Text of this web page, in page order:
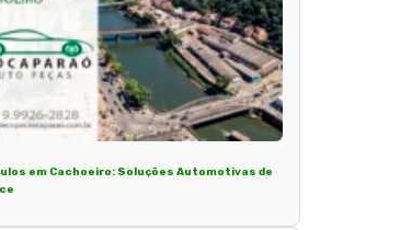
em Cachoeiro: Soluções Automotivas de